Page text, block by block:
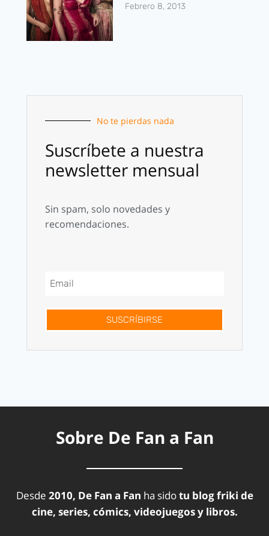
Febrero 8, 2013
No te pierdas nada
Suscríbete a nuestra
newsletter mensual
Sin spam, solo novedades y
recomendaciones.
SUSCRÍBIRSE
Sobre De Fan a Fan
Desde 2010, De Fan a Fan ha sidotu blog friki de
cine, series, cómics, videojuegos y libros.